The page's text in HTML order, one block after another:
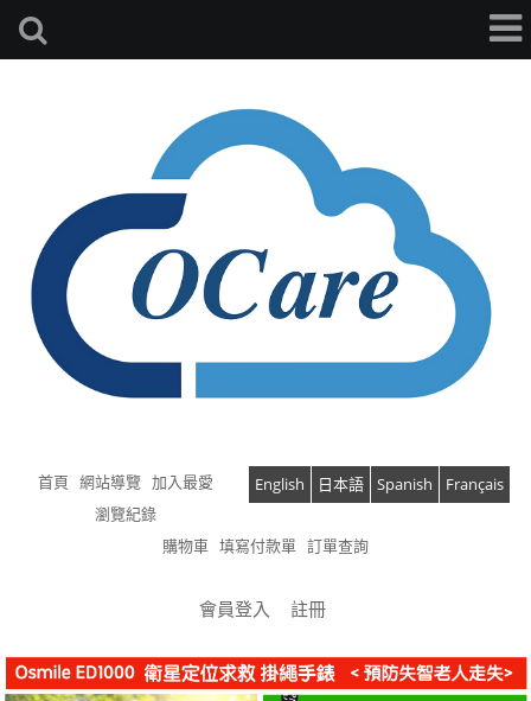
首頁 網站導覽 加入最愛 English 日本語 Spanish
Français
瀏覽紀錄
購物車 填寫付款單 訂單查詢
會員登入 註冊